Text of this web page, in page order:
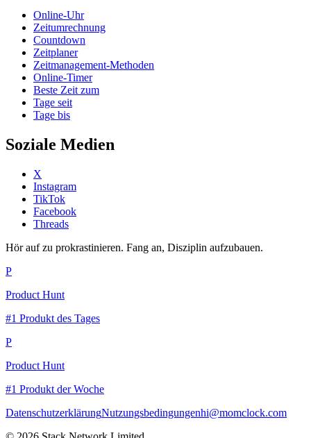
Online-Uhr
Zeitumrechnung
Countdown
Zeitplaner
Zeitmanagement-Methoden
Online-Timer
Beste Zeit zum
Tage seit
Tage bis
Soziale Medien
X
Instagram
TikTok
Facebook
Threads
Hör auf zu prokrastinieren. Fang an, Disziplin aufzubauen.
P
Product Hunt
#1 Produkt des Tages
P
Product Hunt
#1 Produkt der Woche
DatenschutzerklärungNutzungsbedingungenhi@momclock.com